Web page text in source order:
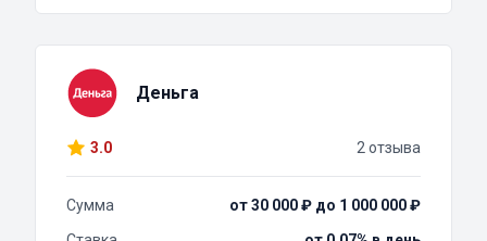
Деньга
3.0 2 отзыва
Сумма
от 30 000 ₽ до 1 000 000 ₽